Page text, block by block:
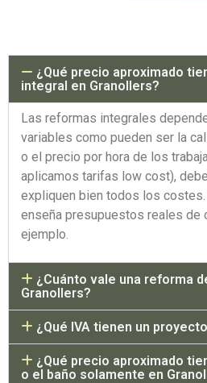
¿Qué precio aproximado
integral en Granollers?
Las reformas integrales
variables como pueden ser la
o el precio por hora de los
aplicamos tarifas low cost),
expliquen bien todos los
enseña presupuestos reales de
ejemplo.
¿Cuánto vale una reforma
Granollers?
¿Qué IVA tienen un
¿Qué precio aproximado
o el baño solamente en